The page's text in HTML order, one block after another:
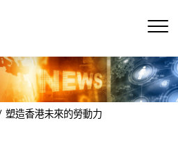
塑造香港未來的勞動力